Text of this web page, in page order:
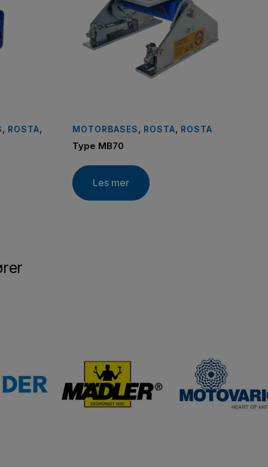
, ROSTA, MOTORBASES, ROSTA, ROSTA
Type MB70
Les mer